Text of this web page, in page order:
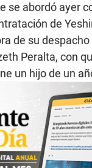
se abordó ayer
de
de su
Peralta, con
un hijo de un